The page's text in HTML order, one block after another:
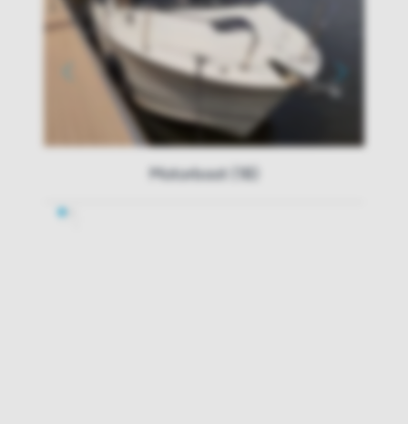
Motorboot (18)